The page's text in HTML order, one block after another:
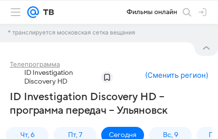
Фильмы онлайн
* транслируется московская сетка вещания
Телепрограмма
ID Investigation
Discovery HD
(Сменить регион)
ID Investigation Discovery HD –
программа передач – Ульяновск
Чт, 6 Пт, 7 Сегодня Вс, 9